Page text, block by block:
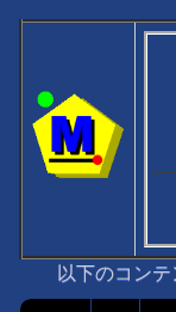
以下のコンテ